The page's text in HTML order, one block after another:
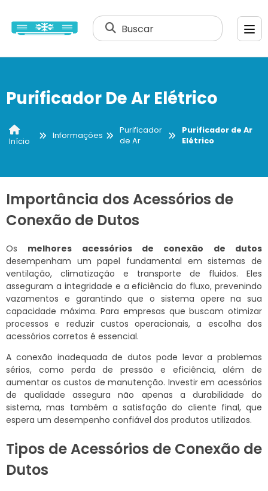
Buscar
Purificador De Ar Elétrico
Início
Informações
Purificador
de Ar
Purificador de Ar
Elétrico
Importância dos Acessórios de
Conexão de Dutos
Os melhores acessórios de conexão de dutos
desempenham um papel fundamental em sistemas de
ventilação, climatização e transporte de fluidos. Eles
asseguram a integridade e a eficiência do fluxo, prevenindo
vazamentos e garantindo que o sistema opere na sua
capacidade máxima. Para empresas que buscam otimizar
processos e reduzir custos operacionais, a escolha dos
acessórios corretos é essencial.
A conexão inadequada de dutos pode levar a problemas
sérios, como perda de pressão e eficiência, além de
aumentar os custos de manutenção. Investir em acessórios
de qualidade assegura não apenas a durabilidade do
sistema, mas também a satisfação do cliente final, que
espera um desempenho confiável dos produtos utilizados.
Tipos de Acessórios de Conexão de
Dutos